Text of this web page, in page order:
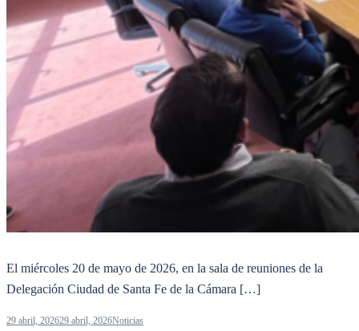
El miércoles 20 de mayo de 2026, en la sala de reuniones de la
Delegación Ciudad de Santa Fe de la Cámara […]
29 abril, 202629 abril, 2026Noticias